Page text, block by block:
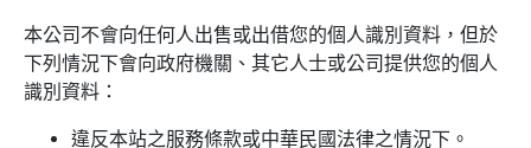
本公司不會向任何人出售或出借您的個人識別資料，但於
下列情況下會向政府機關、其它人士或公司提供您的個人
識別資料：
違反本站之服務條款或中華民國法律之情況下。